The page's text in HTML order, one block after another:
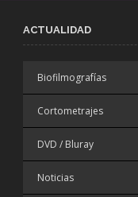
ACTUALIDAD
Biofilmografías
Cortometrajes
DVD / Bluray
Noticias